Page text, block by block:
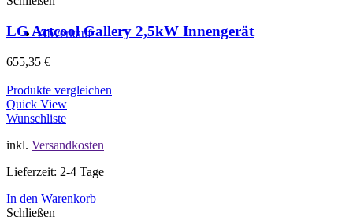
Abverkauf
LG Artcool Gallery 2,5kW Innengerät
655,35 €
Produkte vergleichen
Quick View
Wunschliste
inkl. Versandkosten
Lieferzeit: 2-4 Tage
In den Warenkorb
Schließen